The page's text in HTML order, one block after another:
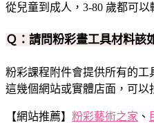
從兒童到成人，3-80 歲都可以
Ｑ：請問粉彩畫工具材料該
粉彩課程附件會提供所有的工
這幾個網站或實體店面，可以
【網站推薦】 粉彩藝術之家 、